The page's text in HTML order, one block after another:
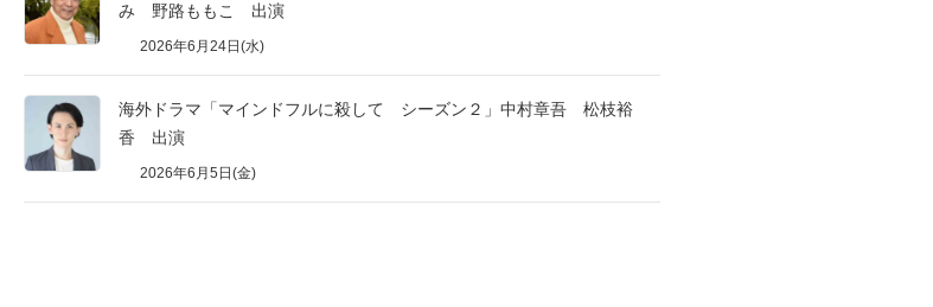
み 野路ももこ 出演
2026年6月24日(水)
海外ドラマ「マインドフルに殺して シーズン２」中村章吾 松枝裕
香 出演
2026年6月5日(金)